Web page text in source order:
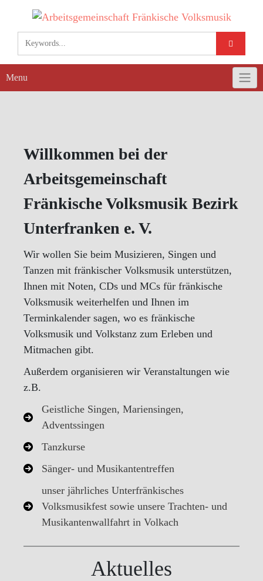
content
Menu
Willkommen bei der
Arbeitsgemeinschaft
Fränkische Volksmusik Bezirk
Unterfranken e. V.
Wir wollen Sie beim Musizieren, Singen und
Tanzen mit fränkischer Volksmusik unterstützen,
Ihnen mit Noten, CDs und MCs für fränkische
Volksmusik weiterhelfen und Ihnen im
Terminkalender sagen, wo es fränkische
Volksmusik und Volkstanz zum Erleben und
Mitmachen gibt.
Außerdem organisieren wir Veranstaltungen wie
z.B.
Geistliche Singen, Mariensingen,
Adventssingen
Tanzkurse
Sänger- und Musikantentreffen
unser jährliches Unterfränkisches
Volksmusikfest sowie unsere Trachten- und
Musikantenwallfahrt in Volkach
Aktuelles